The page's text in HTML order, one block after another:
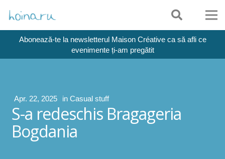
Abonează-te la newsletterul Maison Créative ca să afli ce
evenimente ți-am pregătit
Apr. 22, 2025 in Casual stuff
S-a redeschis Bragageria
Bogdania